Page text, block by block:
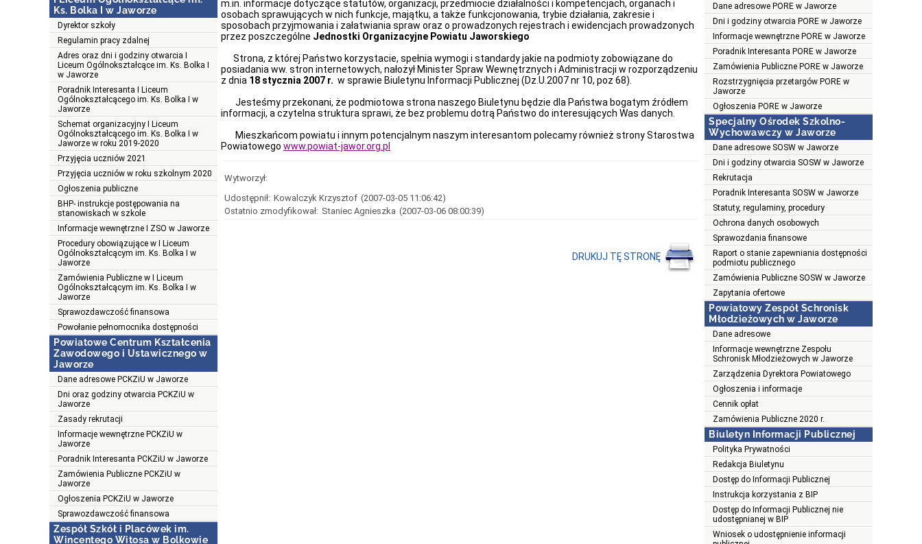
Ks. Bolka I w Jaworze
Dyrektor szkoły
Regulamin pracy zdalnej
Adres oraz dni i godziny otwarcia I
Liceum Ogólnokształcące im. Ks. Bolka I
w Jaworze
Poradnik Interesanta I Liceum
Ogólnokształcącego im. Ks. Bolka I w
Jaworze
Schemat organizacyjny I Liceum
Ogólnokształcącego im. Ks. Bolka I w
Jaworze w roku 2019-2020
Przyjęcia uczniów 2021
Przyjęcia uczniów w roku szkolnym 2020
Ogłoszenia publiczne
BHP- instrukcje postępowania na
stanowiskach w szkole
Informacje wewnętrzne I ZSO w Jaworze
Procedury obowiązujące w I Liceum
Ogólnokształcącym im. Ks. Bolka I w
Jaworze
Zamówienia Publiczne w I Liceum
Ogólnokształcącym im. Ks. Bolka I w
Jaworze
Sprawozdawczość finansowa
Powołanie pełnomocnika dostępności
Powiatowe Centrum Kształcenia
Zawodowego i Ustawicznego w
Jaworze
Dane adresowe PCKZiU w Jaworze
Dni oraz godziny otwarcia PCKZiU w
Jaworze
Zasady rekrutacji
Informacje wewnętrzne PCKZiU w
Jaworze
Poradnik Interesanta PCKZiU w Jaworze
Zamówienia Publiczne PCKZiU w
Jaworze
Ogłoszenia PCKZiU w Jaworze
Sprawozdawczość finansowa
Zespół Szkół i Placówek im.
Wincentego Witosa w Bolkowie
m.in. informacje dotyczące statutów, organizacji, przedmiocie działalności i kompetencjach, organach i
osobach sprawujących w nich funkcje, majątku, a także funkcjonowania, trybie działania, zakresie i
sposobach przyjmowania i załatwiania spraw oraz o prowadzonych rejestrach i ewidencjach prowadzonych
przez poszczególne Jednostki Organizacyjne Powiatu Jaworskiego
Strona, z której Państwo korzystacie, spełnia wymogi i standardy jakie na podmioty zobowiązane do
posiadania ww. stron internetowych, nałożył Minister Spraw Wewnętrznych i Administracji w rozporządzeniu
z dnia 18 stycznia 2007 r. w sprawie Biuletynu Informacji Publicznej (Dz.U.2007 nr 10, poz 68).
Jesteśmy przekonani, że podmiotowa strona naszego Biuletynu będzie dla Państwa bogatym źródłem
informacji, a czytelna struktura sprawi, że bez problemu dotrą Państwo do interesujących Was danych.
Mieszkańcom powiatu i innym potencjalnym naszym interesantom polecamy również strony Starostwa
Powiatowego www.powiat-jawor.org.pl
Wytworzył:
Udostępnił: Kowalczyk Krzysztof (2007-03-05 11:06:42)
Ostatnio zmodyfikował: Staniec Agnieszka (2007-03-06 08:00:39)
DRUKUJ TĘ STRONĘ
Dane adresowe PORE w Jaworze
Dni i godziny otwarcia PORE w Jaworze
Informacje wewnętrzne PORE w Jaworze
Poradnik Interesanta PORE w Jaworze
Zamówienia Publiczne PORE w Jaworze
Rozstrzygnięcia przetargów PORE w
Jaworze
Ogłoszenia PORE w Jaworze
Specjalny Ośrodek Szkolno-
Wychowawczy w Jaworze
Dane adresowe SOSW w Jaworze
Dni i godziny otwarcia SOSW w Jaworze
Rekrutacja
Poradnik Interesanta SOSW w Jaworze
Statuty, regulaminy, procedury
Ochrona danych osobowych
Sprawozdania finansowe
Raport o stanie zapewniania dostępności
podmiotu publicznego
Zamówienia Publiczne SOSW w Jaworze
Zapytania ofertowe
Powiatowy Zespół Schronisk
Młodzieżowych w Jaworze
Dane adresowe
Informacje wewnętrzne Zespołu
Schronisk Młodzieżowych w Jaworze
Zarządzenia Dyrektora Powiatowego
Ogłoszenia i informacje
Cennik opłat
Zamówienia Publiczne 2020 r.
Biuletyn Informacji Publicznej
Polityka Prywatności
Redakcja Biuletynu
Dostęp do Informacji Publicznej
Instrukcja korzystania z BIP
Dostęp do Informacji Publicznej nie
udostępnianej w BIP
Wniosek o udostępnienie informacji